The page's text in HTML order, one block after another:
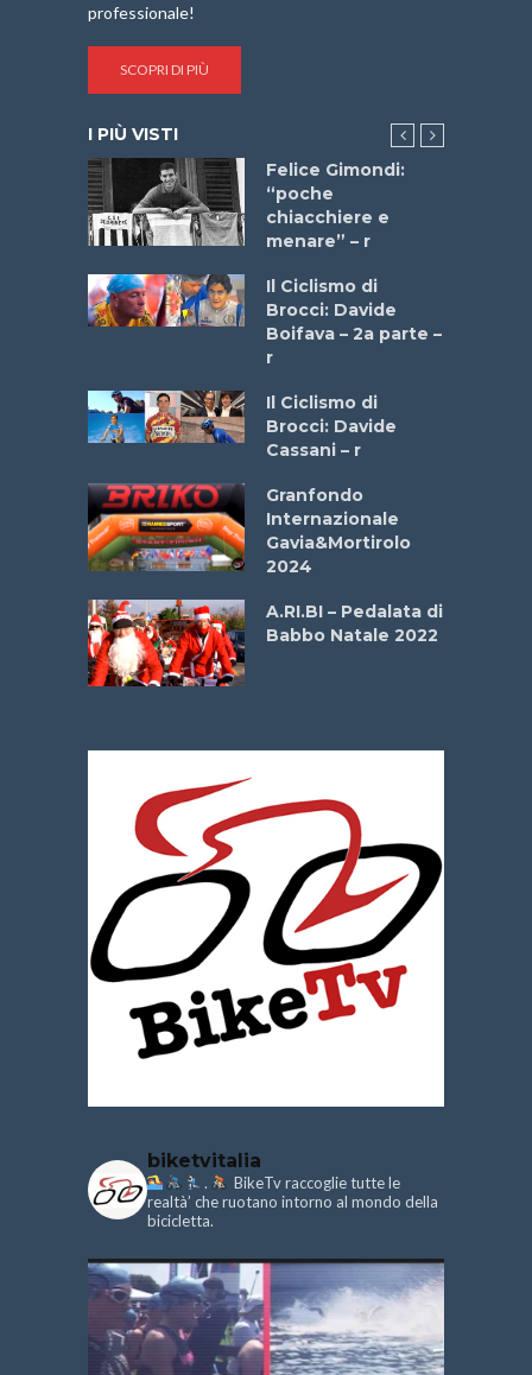
professionale!
SCOPRI DI PIÙ
I PIÙ VISTI
Felice Gimondi:
“poche
chiacchiere e
menare” – r
Il Ciclismo di
Brocci: Davide
Boifava – 2a parte –
r
Il Ciclismo di
Brocci: Davide
Cassani – r
Granfondo
Internazionale
Gavia&Mortirolo
2024
A.RI.BI – Pedalata di
Babbo Natale 2022
biketvitalia
.
BikeTv raccoglie tutte le
realtà’ che ruotano intorno al mondo della
bicicletta.